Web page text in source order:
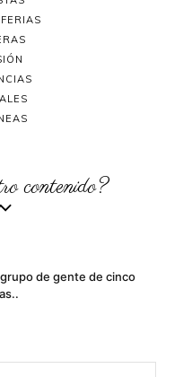
contenido?
de gente de cinco